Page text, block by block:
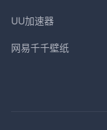
UU加速器
网易千千壁纸